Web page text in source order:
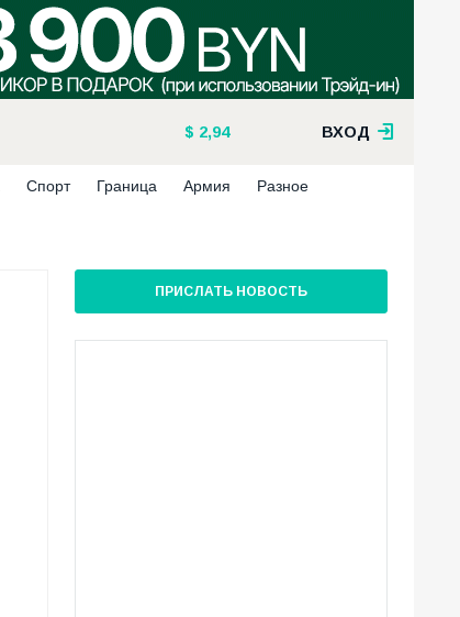
2,94 ВХОД
Спорт Граница Армия Разное
ПРИСЛАТЬ НОВОСТЬ